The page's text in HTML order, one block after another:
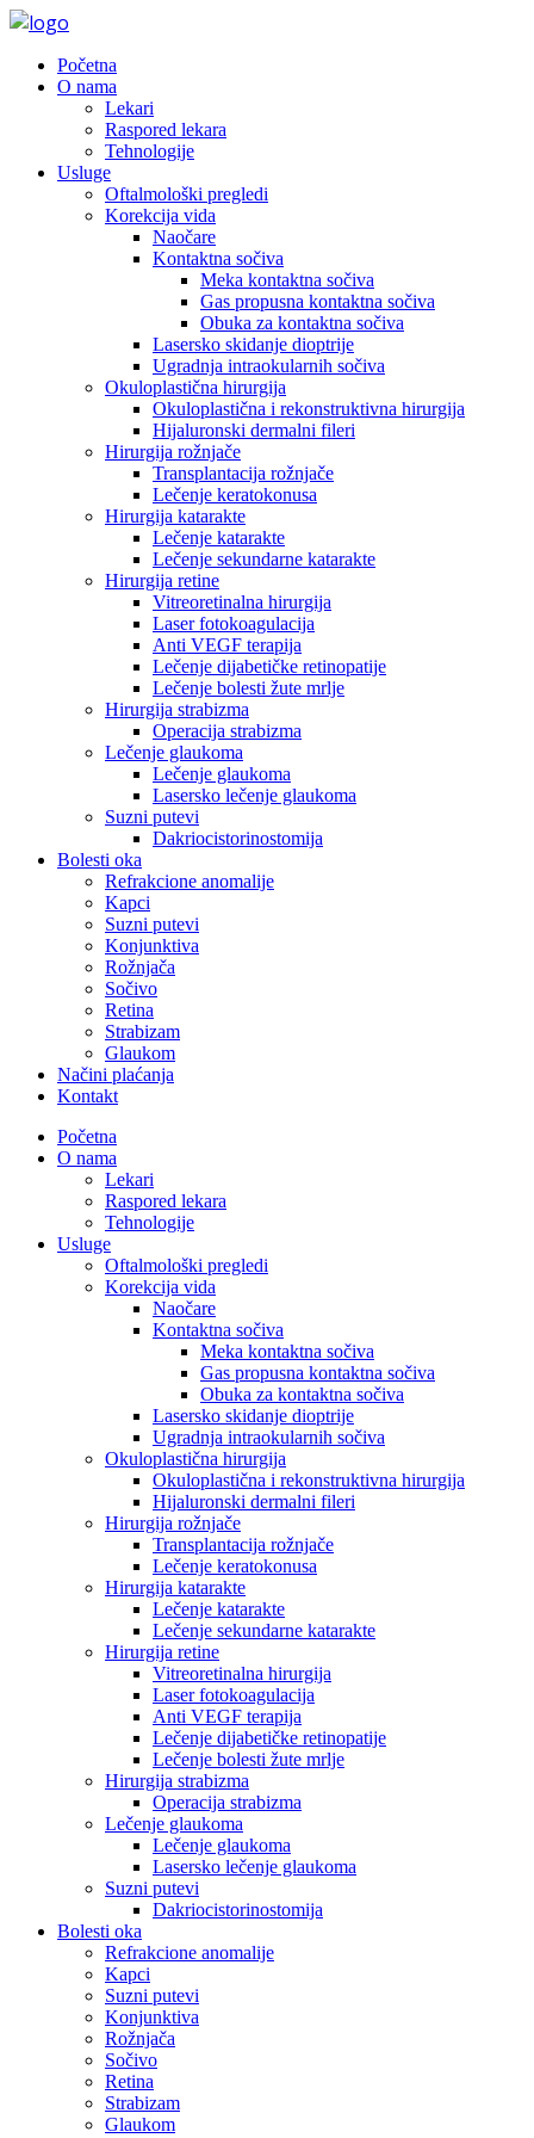
Početna
O nama
Lekari
Raspored lekara
Tehnologije
Usluge
Oftalmološki pregledi
Korekcija vida
Naočare
Kontaktna sočiva
Meka kontaktna sočiva
Gas propusna kontaktna sočiva
Obuka za kontaktna sočiva
Lasersko skidanje dioptrije
Ugradnja intraokularnih sočiva
Okuloplastična hirurgija
Okuloplastična i rekonstruktivna hirurgija
Hijaluronski dermalni fileri
Hirurgija rožnjače
Transplantacija rožnjače
Lečenje keratokonusa
Hirurgija katarakte
Lečenje katarakte
Lečenje sekundarne katarakte
Hirurgija retine
Vitreoretinalna hirurgija
Laser fotokoagulacija
Anti VEGF terapija
Lečenje dijabetičke retinopatije
Lečenje bolesti žute mrlje
Hirurgija strabizma
Operacija strabizma
Lečenje glaukoma
Lečenje glaukoma
Lasersko lečenje glaukoma
Suzni putevi
Dakriocistorinostomija
Bolesti oka
Refrakcione anomalije
Kapci
Suzni putevi
Konjunktiva
Rožnjača
Sočivo
Retina
Strabizam
Glaukom
Načini plaćanja
Kontakt
Početna
O nama
Lekari
Raspored lekara
Tehnologije
Usluge
Oftalmološki pregledi
Korekcija vida
Naočare
Kontaktna sočiva
Meka kontaktna sočiva
Gas propusna kontaktna sočiva
Obuka za kontaktna sočiva
Lasersko skidanje dioptrije
Ugradnja intraokularnih sočiva
Okuloplastična hirurgija
Okuloplastična i rekonstruktivna hirurgija
Hijaluronski dermalni fileri
Hirurgija rožnjače
Transplantacija rožnjače
Lečenje keratokonusa
Hirurgija katarakte
Lečenje katarakte
Lečenje sekundarne katarakte
Hirurgija retine
Vitreoretinalna hirurgija
Laser fotokoagulacija
Anti VEGF terapija
Lečenje dijabetičke retinopatije
Lečenje bolesti žute mrlje
Hirurgija strabizma
Operacija strabizma
Lečenje glaukoma
Lečenje glaukoma
Lasersko lečenje glaukoma
Suzni putevi
Dakriocistorinostomija
Bolesti oka
Refrakcione anomalije
Kapci
Suzni putevi
Konjunktiva
Rožnjača
Sočivo
Retina
Strabizam
Glaukom